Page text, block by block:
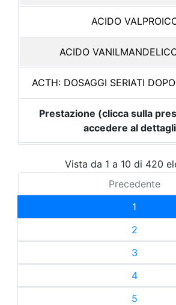
ACIDO
ACIDO
ACTH: DOSAGGI SERIATI
Prestazione (clicca sulla
accedere al
Vista da 1 a 10 di 420
Precedente
1
2
3
4
5